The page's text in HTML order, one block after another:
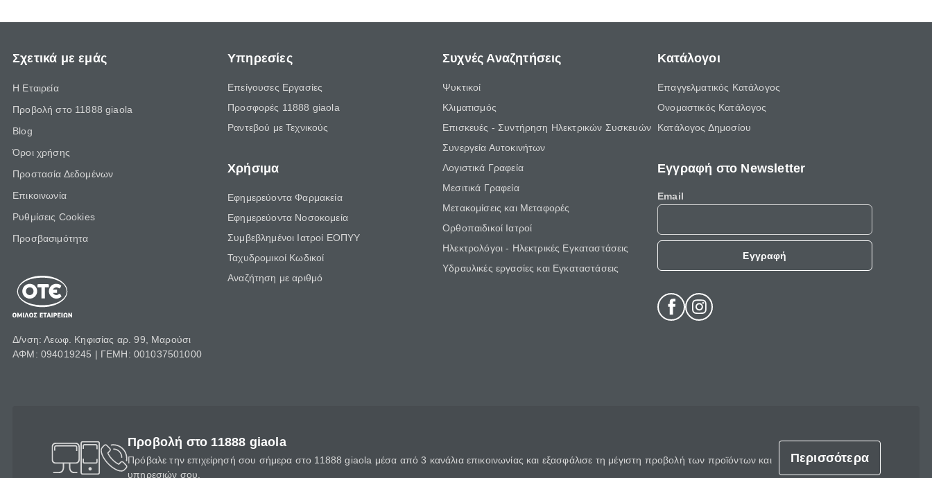
Σχετικά με εμάς
Η Εταιρεία
Προβολή στο 11888 giaola
Blog
Όροι χρήσης
Προστασία Δεδομένων
Επικοινωνία
Ρυθμίσεις Cookies
Προσβασιμότητα
Δ/νση: Λεωφ. Κηφισίας αρ. 99, Μαρούσι
ΑΦΜ: 094019245 | ΓΕΜΗ: 001037501000
Υπηρεσίες
Επείγουσες Εργασίες
Προσφορές 11888 giaola
Ραντεβού με Τεχνικούς
Χρήσιμα
Εφημερεύοντα Φαρμακεία
Εφημερεύοντα Νοσοκομεία
Συμβεβλημένοι Ιατροί ΕΟΠΥΥ
Ταχυδρομικοί Κωδικοί
Αναζήτηση με αριθμό
Συχνές Αναζητήσεις
Ψυκτικοί
Κλιματισμός
Επισκευές - Συντήρηση Ηλεκτρικών Συσκευών
Συνεργεία Αυτοκινήτων
Λογιστικά Γραφεία
Μεσιτικά Γραφεία
Μετακομίσεις και Μεταφορές
Ορθοπαιδικοί Ιατροί
Ηλεκτρολόγοι - Ηλεκτρικές Εγκαταστάσεις
Υδραυλικές εργασίες και Εγκαταστάσεις
Κατάλογοι
Επαγγελματικός Κατάλογος
Ονομαστικός Κατάλογος
Κατάλογος Δημοσίου
Εγγραφή στο Newsletter
Email
Εγγραφή
Προβολή στο 11888 giaola
Πρόβαλε την επιχείρησή σου σήμερα στο 11888 giaola μέσα από 3 κανάλια επικοινωνίας και εξασφάλισε τη μέγιστη προβολή των προϊόντων και
υπηρεσιών σου.
Περισσότερα